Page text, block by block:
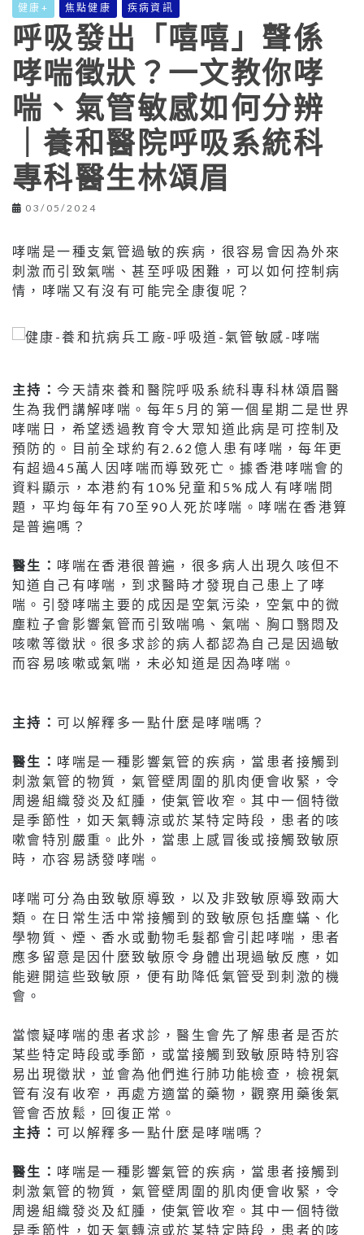
健康+ 焦點健康 疾病資訊
呼吸發出「嘻嘻」聲係
哮喘徵狀？一文教你哮
喘、氣管敏感如何分辨
｜養和醫院呼吸系統科
專科醫生林頌眉
03/05/2024
哮喘是一種支氣管過敏的疾病，很容易會因為外來
刺激而引致氣喘、甚至呼吸困難，可以如何控制病
情，哮喘又有沒有可能完全康復呢？
主持：今天請來養和醫院呼吸系統科專科林頌眉醫
生為我們講解哮喘。每年5月的第一個星期二是世界
哮喘日，希望透過教育令大眾知道此病是可控制及
預防的。目前全球約有2.62億人患有哮喘，每年更
有超過45萬人因哮喘而導致死亡。據香港哮喘會的
資料顯示，本港約有10%兒童和5%成人有哮喘問
題，平均每年有70至90人死於哮喘。哮喘在香港算
是普遍嗎？
醫生： 哮喘在香港很普遍，很多病人出現久咳但不
知道自己有哮喘，到求醫時才發現自己患上了哮
喘。引發哮喘主要的成因是空氣污染，空氣中的微
塵粒子會影響氣管而引致喘鳴、氣喘、胸口翳悶及
咳嗽等徵狀。很多求診的病人都認為自己是因過敏
而容易咳嗽或氣喘，未必知道是因為哮喘。
主持： 可以解釋多一點什麼是哮喘嗎？
醫生： 哮喘是一種影響氣管的疾病，當患者接觸到
刺激氣管的物質，氣管壁周圍的肌肉便會收緊，令
周邊組織發炎及紅腫，使氣管收窄。其中一個特徵
是季節性，如天氣轉涼或於某特定時段，患者的咳
嗽會特別嚴重。此外，當患上感冒後或接觸致敏原
時，亦容易誘發哮喘。
哮喘可分為由致敏原導致，以及非致敏原導致兩大
類。在日常生活中常接觸到的致敏原包括塵蟎、化
學物質、煙、香水或動物毛髮都會引起哮喘，患者
應多留意是因什麼致敏原令身體出現過敏反應，如
能避開這些致敏原，便有助降低氣管受到刺激的機
會。
當懷疑哮喘的患者求診，醫生會先了解患者是否於
某些特定時段或季節，或當接觸到致敏原時特別容
易出現徵狀，並會為他們進行肺功能檢查，檢視氣
管有沒有收窄，再處方適當的藥物，觀察用藥後氣
管會否放鬆，回復正常。
主持： 可以解釋多一點什麼是哮喘嗎？
醫生： 哮喘是一種影響氣管的疾病，當患者接觸到
刺激氣管的物質，氣管壁周圍的肌肉便會收緊，令
周邊組織發炎及紅腫，使氣管收窄。其中一個特徵
是季節性，如天氣轉涼或於某特定時段，患者的咳